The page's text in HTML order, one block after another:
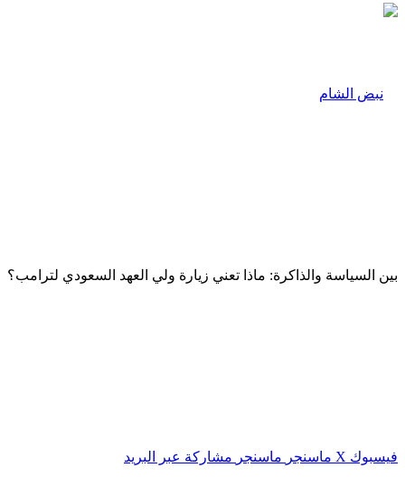
بين السياسة والذاكرة: ماذا تعني زيارة ولي العهد السعودي لترامب؟
فيسبوك ‫X ماسنجر ماسنجر مشاركة عبر البريد